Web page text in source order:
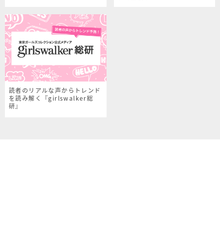
読者のリアルな声からトレンド
を読み解く『girlswalker総
研』